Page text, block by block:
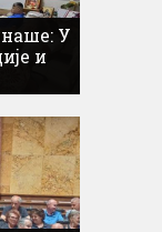
У
и